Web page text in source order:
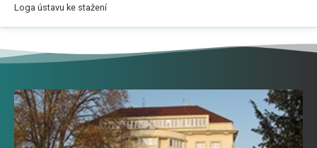
Loga ústavu ke stažení